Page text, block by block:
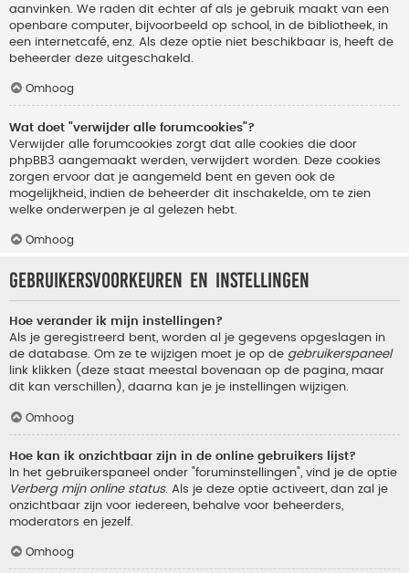
aanvinken. We raden dit echter af als je gebruik maakt van een
openbare computer, bijvoorbeeld op school, in de bibliotheek, in
een internetcafé, enz. Als deze optie niet beschikbaar is, heeft de
beheerder deze uitgeschakeld.
Omhoog
Wat doet "verwijder alle forumcookies"?
Verwijder alle forumcookies zorgt dat alle cookies die door
phpBB3 aangemaakt werden, verwijdert worden. Deze cookies
zorgen ervoor dat je aangemeld bent en geven ook de
mogelijkheid, indien de beheerder dit inschakelde, om te zien
welke onderwerpen je al gelezen hebt.
Omhoog
Gebruikersvoorkeuren en instellingen
Hoe verander ik mijn instellingen?
Als je geregistreerd bent, worden al je gegevens opgeslagen in
de database. Om ze te wijzigen moet je op de gebruikerspaneel
link klikken (deze staat meestal bovenaan op de pagina, maar
dit kan verschillen), daarna kan je je instellingen wijzigen.
Omhoog
Hoe kan ik onzichtbaar zijn in de online gebruikers lijst?
In het gebruikerspaneel onder "foruminstellingen", vind je de optie
Verberg mijn online status. Als je deze optie activeert, dan zal je
onzichtbaar zijn voor iedereen, behalve voor beheerders,
moderators en jezelf.
Omhoog